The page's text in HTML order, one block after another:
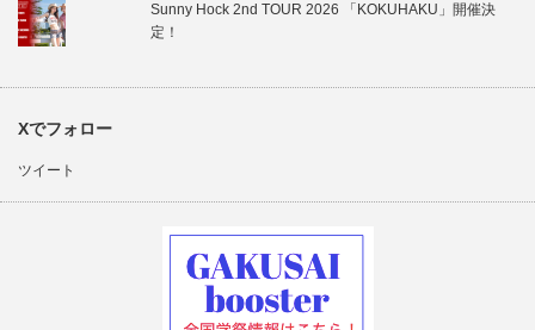
Sunny Hock 2nd TOUR 2026 「KOKUHAKU」開催決
定！
Xでフォロー
ツイート